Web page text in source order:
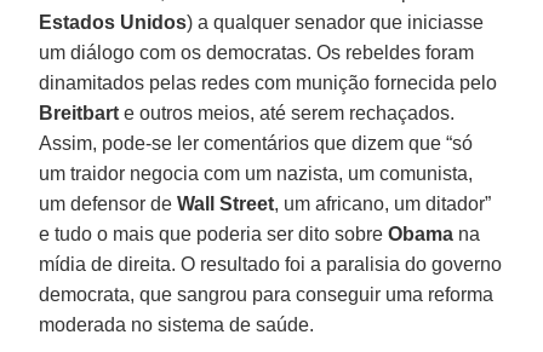
Estados Unidos) a qualquer senador que iniciasse
um diálogo com os democratas. Os rebeldes foram
dinamitados pelas redes com munição fornecida pelo
Breitbart e outros meios, até serem rechaçados.
Assim, pode-se ler comentários que dizem que “só
um traidor negocia com um nazista, um comunista,
um defensor deWall Street, um africano, um ditador”
e tudo o mais que poderia ser dito sobreObama na
mídia de direita. O resultado foi a paralisia do governo
democrata, que sangrou para conseguir uma reforma
moderada no sistema de saúde.